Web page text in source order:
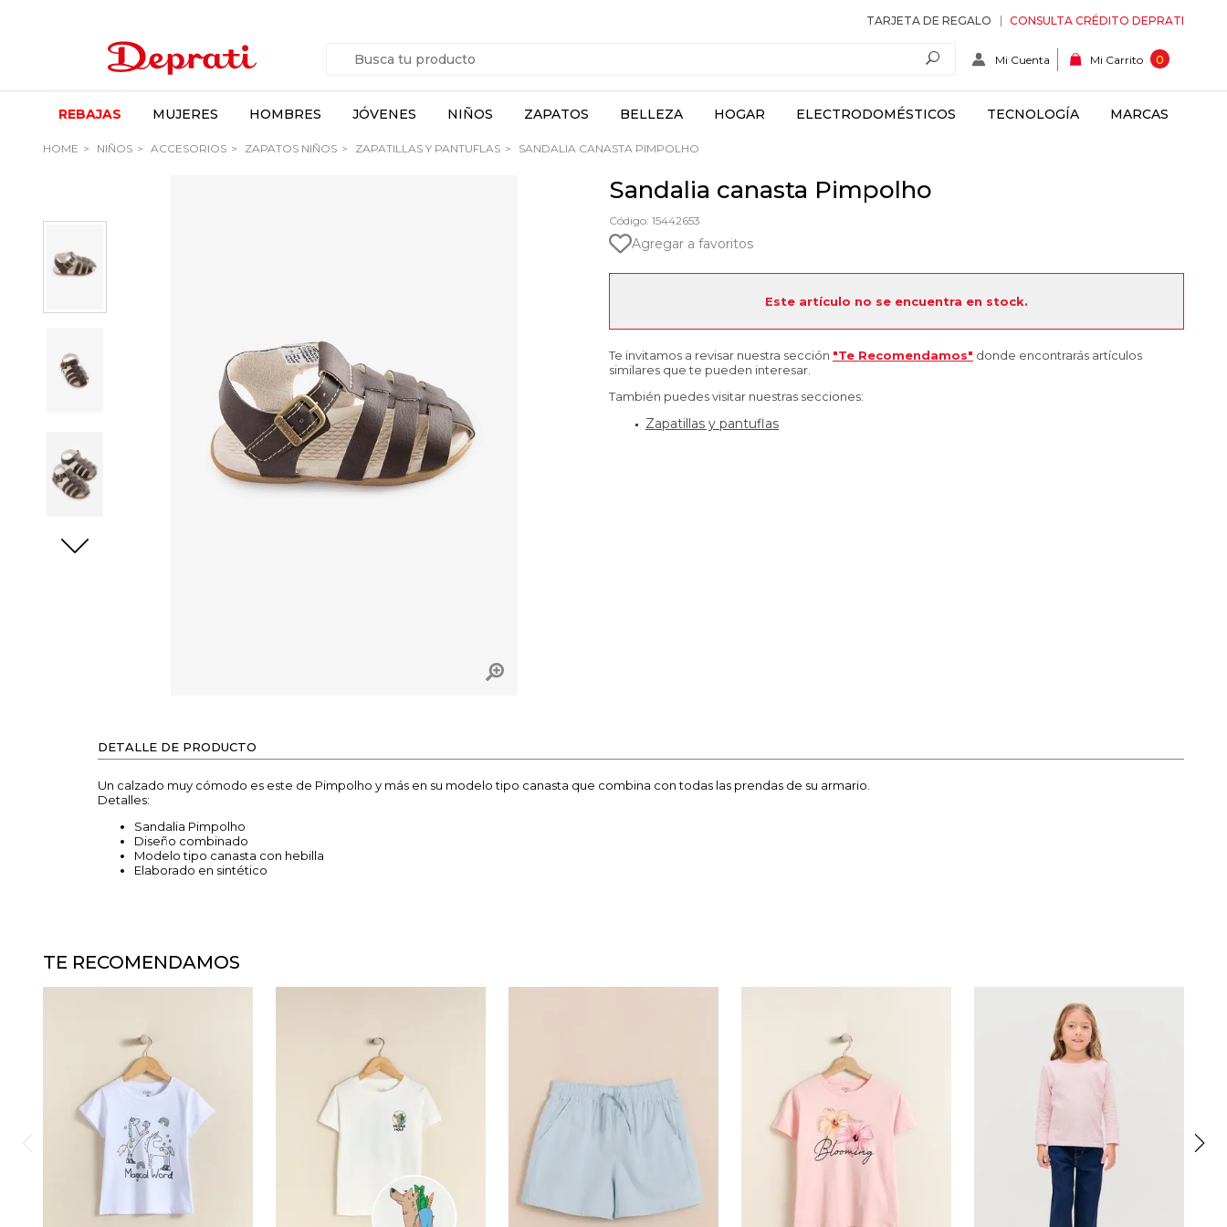
TARJETA DE REGALO CONSULTA CRÉDITO DEPRATI
Mi Cuenta Mi Carrito 0
REBAJAS MUJERES HOMBRES JÓVENES NIÑOS ZAPATOS BELLEZA HOGAR ELECTRODOMÉSTICOS TECNOLOGÍA MARCAS
HOME NIÑOS ACCESORIOS ZAPATOS NIÑOS ZAPATILLAS Y PANTUFLAS SANDALIA CANASTA PIMPOLHO
Sandalia canasta Pimpolho
Código: 15442653
Agregar a favoritos
Este artículo no se encuentra en stock.
Te invitamos a revisar nuestra sección "Te Recomendamos" donde encontrarás artículos
similares que te pueden interesar.
También puedes visitar nuestras secciones:
Zapatillas y pantuflas
DETALLE DE PRODUCTO
Un calzado muy cómodo es este de Pimpolho y más en su modelo tipo canasta que combina con todas las prendas de su armario.
Detalles:
Sandalia Pimpolho
Diseño combinado
Modelo tipo canasta con hebilla
Elaborado en sintético
TE RECOMENDAMOS